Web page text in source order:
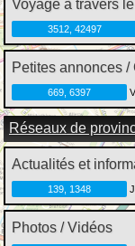
Voyage à travers
3512, 42497
Petites annonces /
669, 6397
Réseaux de
Actualités et
139, 1348
Photos / Vidéos